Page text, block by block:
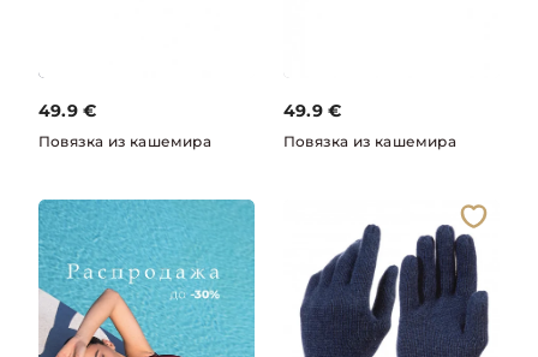
49.9 €
Повязка из кашемира
49.9 €
Повязка из кашемира